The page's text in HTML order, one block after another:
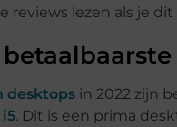
reviews lezen als je
desktops in 2022 zijn
i5. Dit is een prima